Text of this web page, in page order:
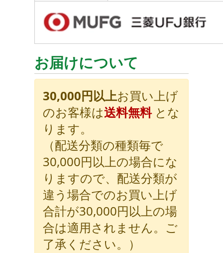
お届けについて
30,000円以上お買い上げ
のお客様は送料無料とな
ります。
（配送分類の種類毎で
30,000円以上の場合にな
りますので、配送分類が
違う場合でのお買い上げ
合計が30,000円以上の場
合は適用されません。ご
了承ください。）